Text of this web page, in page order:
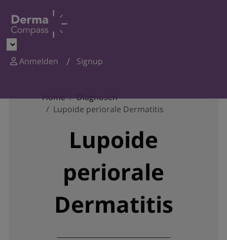
Anmelden Signup
Home
Diagnosen
Lupoide periorale Dermatitis
Lupoide
periorale
Dermatitis